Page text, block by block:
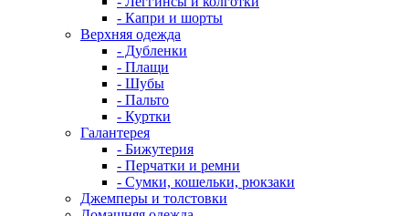
- Капри и шорты
Верхняя одежда
- Дубленки
- Плащи
- Шубы
- Пальто
- Куртки
Галантерея
- Бижутерия
- Перчатки и ремни
- Сумки, кошельки, рюкзаки
Джемперы и толстовки